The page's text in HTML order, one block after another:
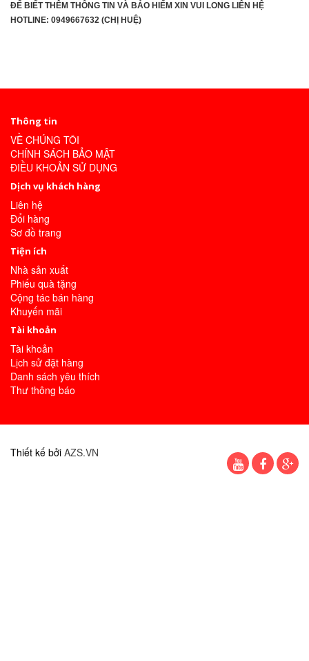
ĐỂ BIẾT THÊM THÔNG TIN VÀ BẢO HIỂM XIN VUI LONG LIÊN HỆ
HOTLINE: 0949667632 (CHỊ HUỆ)
Thông tin
VỀ CHÚNG TÔI
CHÍNH SÁCH BẢO MẬT
ĐIỀU KHOẢN SỬ DỤNG
Dịch vụ khách hàng
Liên hệ
Đổi hàng
Sơ đồ trang
Tiện ích
Nhà sản xuất
Phiếu quà tặng
Cộng tác bán hàng
Khuyến mãi
Tài khoản
Tài khoản
Lịch sử đặt hàng
Danh sách yêu thích
Thư thông báo
Thiết kế bởi AZS.VN